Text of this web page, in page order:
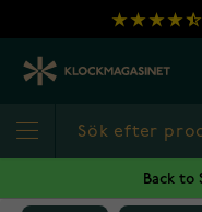
Hoppa till innehållet
Back to